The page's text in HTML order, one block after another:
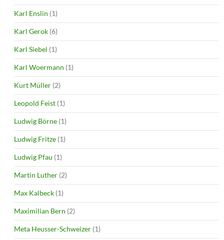
Karl Enslin (1)
Karl Gerok (6)
Karl Siebel (1)
Karl Woermann (1)
Kurt Müller (2)
Leopold Feist (1)
Ludwig Börne (1)
Ludwig Fritze (1)
Ludwig Pfau (1)
Martin Luther (2)
Max Kalbeck (1)
Maximilian Bern (2)
Meta Heusser-Schweizer (1)